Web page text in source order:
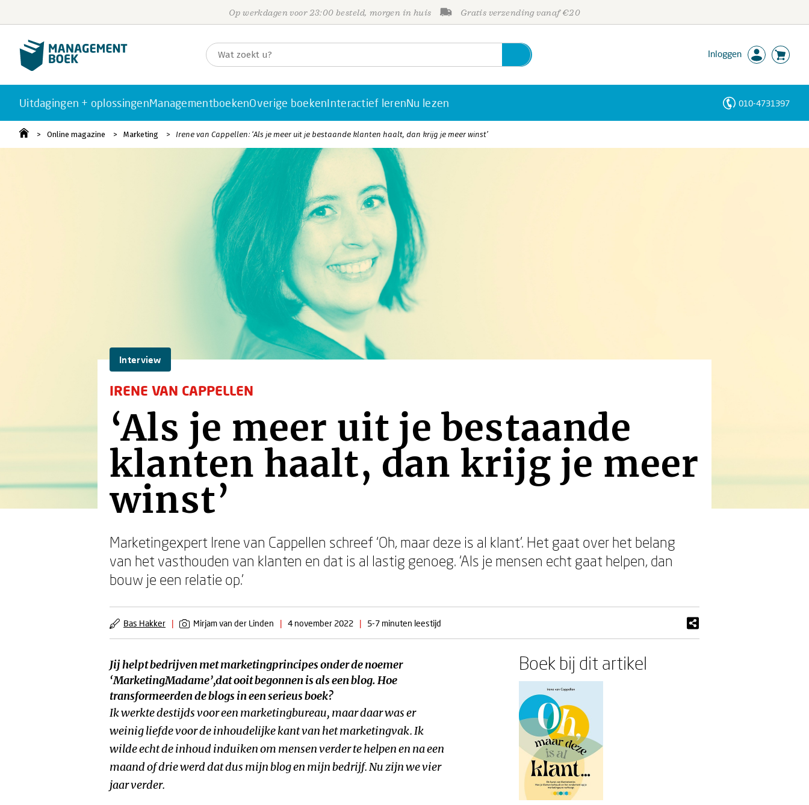
Op werkdagen voor 23:00 besteld, morgen in huis Gratis verzending vanaf €20
Inloggen
Uitdagingen + oplossingenManagementboekenOverige boekenInteractief lerenNu lezen 010-4731397
Online magazine Marketing Irene van Cappellen: ‘Als je meer uit je bestaande klanten haalt, dan krijg je meer winst’
Interview
IRENE VAN CAPPELLEN
‘Als je meer uit je bestaande
klanten haalt, dan krijg je meer
winst’
Marketingexpert Irene van Cappellen schreef ‘Oh, maar deze is al klant’. Het gaat over het belang
van het vasthouden van klanten en dat is al lastig genoeg. ‘Als je mensen echt gaat helpen, dan
bouw je een relatie op.’
Bas Hakker | Mirjam van der Linden | 4 november 2022 | 5-7 minuten leestijd
Jij helpt bedrijven met marketingprincipes onder de noemer
‘MarketingMadame’,dat ooit begonnen is als een blog. Hoe
transformeerden de blogs in een serieus boek?
Ik werkte destijds voor een marketingbureau, maar daar was er
weinig liefde voor de inhoudelijke kant van het marketingvak. Ik
wilde echt de inhoud induiken om mensen verder te helpen en na een
maand of drie werd dat dus mijn blog en mijn bedrijf. Nu zijn we vier
jaar verder.
Boek bij dit artikel
Personen